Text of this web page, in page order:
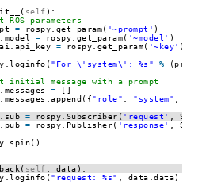
self ):
ROS parameters
= rospy.get_param( '~prompt' )
.model = rospy.get_param( '~model' )
= rospy.get_param( '~key' )
"For \'system\': %s" %
(prompt))
initial message with a prompt
.messages =
.messages.append({ "role" : "system" ,
.sub = rospy.Subscriber( 'request' , String,
.pub = rospy.Publisher( 'response' , String,
self , data):
"request: %s" , data.data)